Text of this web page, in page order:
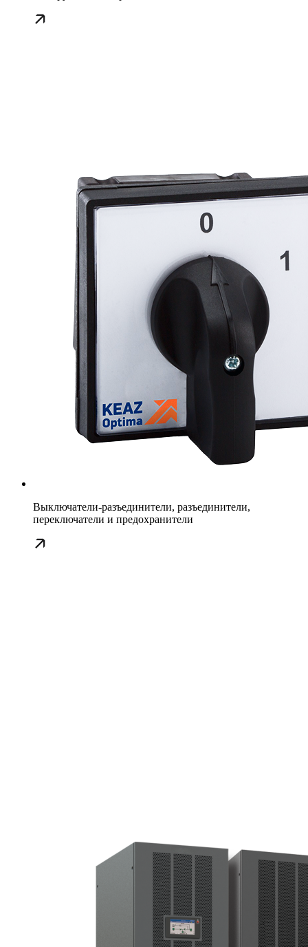
Выключатели-разъединители, разъединители,
переключатели и предохранители